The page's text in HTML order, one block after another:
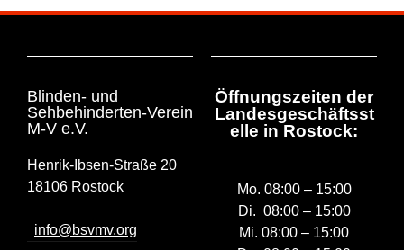
Blinden- und
Sehbehinderten-Verein
M-V e.V.
Henrik-Ibsen-Straße 20
18106 Rostock
info@bsvmv.org
Öffnungszeiten der
Landesgeschäftsst
elle in Rostock:
Mo. 08:00 – 15:00
Di. 08:00 – 15:00
Mi. 08:00 – 15:00